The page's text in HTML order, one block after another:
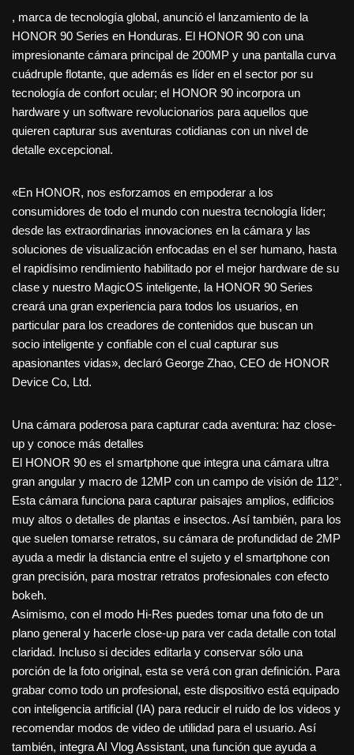
, marca de tecnología global, anunció el lanzamiento de la
HONOR 90 Series en Honduras. El HONOR 90 con una
impresionante cámara principal de 200MP y una pantalla curva
cuádruple flotante, que además es líder en el sector por su
tecnología de confort ocular; el HONOR 90 incorpora un
hardware y un software revolucionarios para aquellos que
quieren capturar sus aventuras cotidianas con un nivel de
detalle excepcional.
«En HONOR, nos esforzamos en empoderar a los
consumidores de todo el mundo con nuestra tecnología líder;
desde las extraordinarias innovaciones en la cámara y las
soluciones de visualización enfocadas en el ser humano, hasta
el rapidísimo rendimiento habilitado por el mejor hardware de su
clase y nuestro MagicOS inteligente, la HONOR 90 Series
creará una gran experiencia para todos los usuarios, en
particular para los creadores de contenidos que buscan un
socio inteligente y confiable con el cual capturar sus
apasionantes vidas», declaró George Zhao, CEO de HONOR
Device Co, Ltd.
Una cámara poderosa para capturar cada aventura: haz close-
up y conoce más detalles
El HONOR 90 es el smartphone que integra una cámara ultra
gran angular y macro de 12MP con un campo de visión de 112°.
Esta cámara funciona para capturar paisajes amplios, edificios
muy altos o detalles de plantas e insectos. Así también, para los
que suelen tomarse retratos, su cámara de profundidad de 2MP
ayuda a medir la distancia entre el sujeto y el smartphone con
gran precisión, para mostrar retratos profesionales con efecto
bokeh.
Asimismo, con el modo Hi-Res puedes tomar una foto de un
plano general y hacerle close-up para ver cada detalle con total
claridad. Incluso si decides editarla y conservar sólo una
porción de la foto original, esta se verá con gran definición. Para
grabar como todo un profesional, este dispositivo está equipado
con inteligencia artificial (IA) para reducir el ruido de los videos y
recomendar modos de video de utilidad para el usuario. Así
también, integra AI Vlog Assistant, una función que ayuda a